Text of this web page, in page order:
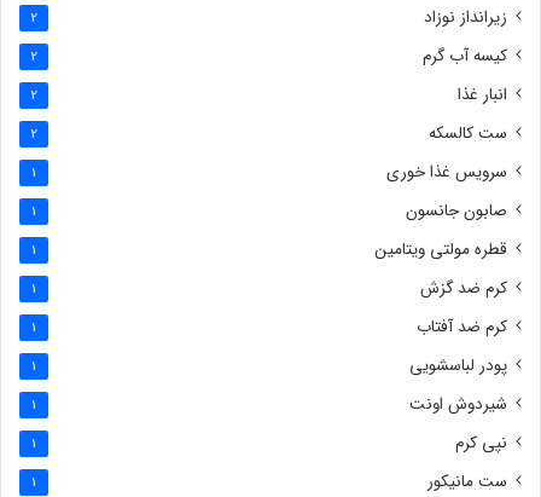
زیرانداز نوزاد 2
کیسه آب گرم 2
انبار غذا 2
ست کالسکه 2
سرویس غذا خوری 1
صابون جانسون 1
قطره مولتی ویتامین 1
کرم ضد گزش 1
کرم ضد آفتاب 1
پودر لباسشویی 1
شیردوش اونت 1
نپی کرم 1
ست مانیکور 1